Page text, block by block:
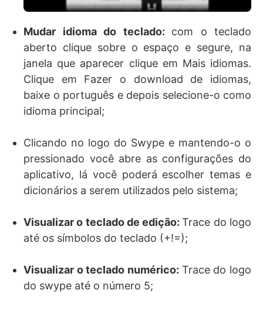
Mudar idioma do teclado: com o teclado
aberto clique sobre o espaço e segure, na
janela que aparecer clique em Mais idiomas.
Clique em Fazer o download de idiomas,
baixe o português e depois selecione-o como
idioma principal;
Clicando no logo do Swype e mantendo-o o
pressionado você abre as configurações do
aplicativo, lá você poderá escolher temas e
dicionários a serem utilizados pelo sistema;
Visualizar o teclado de edição:Trace do logo
até os símbolos do teclado (+!=);
Visualizar o teclado numérico: Trace do logo
do swype até o número 5;